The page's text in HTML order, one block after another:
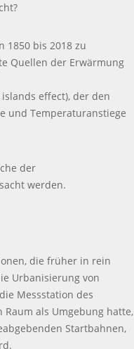
1850 bis 2018 zu
Quellen der Erwärmung
effect), der den
und Temperaturanstiege
der
werden.
die früher in rein
Urbanisierung von
Messstation des
als Umgebung hatte,
Startbahnen,